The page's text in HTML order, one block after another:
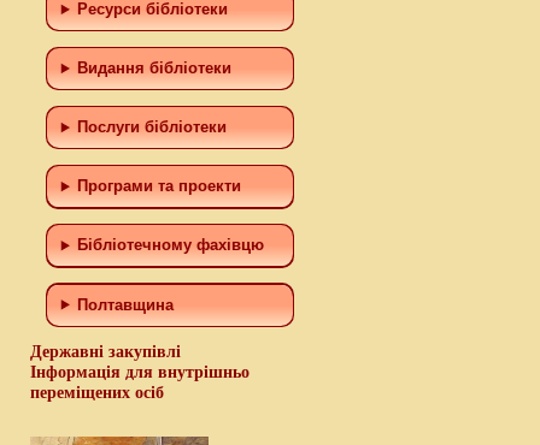
Ресурси бібліотеки
Видання бібліотеки
Послуги бібліотеки
Програми та проекти
Бiблiотечному фахiвцю
Полтавщина
Державні закупівлі
Інформація для внутрішньо
переміщених осіб